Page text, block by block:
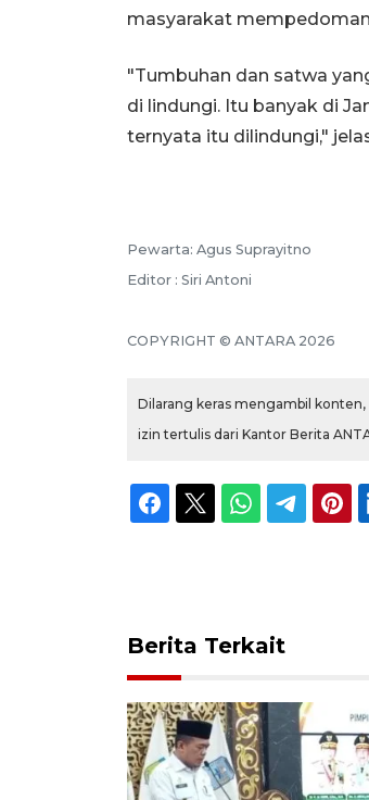
masyarakat
"Tumbuhan dan satwa
di lindungi. Itu banyak di
ternyata itu dilindungi,"
Pewarta: Agus Suprayitno
Editor : Siri Antoni
COPYRIGHT © ANTARA 2026
Dilarang keras mengambil
izin tertulis dari Kantor Berita
Berita Terkait